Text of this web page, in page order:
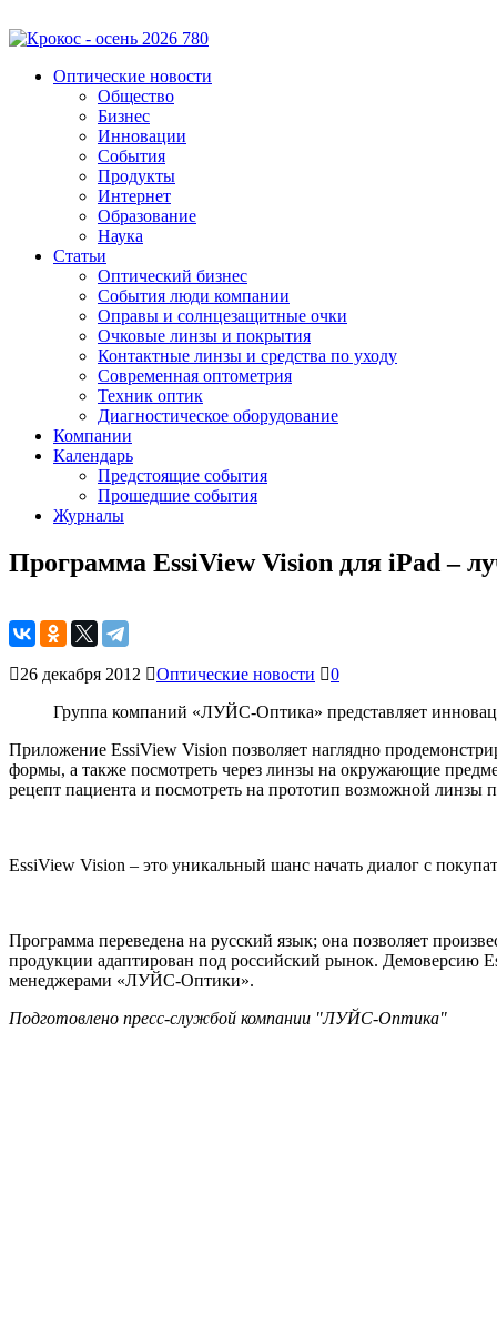
Оптические новости
Общество
Бизнес
Инновации
События
Продукты
Интернет
Образование
Наука
Статьи
Оптический бизнес
События люди компании
Оправы и солнцезащитные очки
Очковые линзы и покрытия
Контактные линзы и средства по уходу
Современная оптометрия
Техник оптик
Диагностическое оборудование
Компании
Календарь
Предстоящие события
Прошедшие события
Журналы
Программа EssiView Vision для iPad –
26 декабря 2012 Оптические новости
0
Группа компаний «ЛУЙС-Оптика» представляет
Приложение EssiView Vision позволяет наглядно
формы, а также посмотреть через линзы на окружающие
рецепт пациента и посмотреть на прототип возможной линзы
EssiView Vision – это уникальный шанс начать диалог с
Программа переведена на русский язык; она позволяет
продукции адаптирован под российский рынок. Демоверсию
менеджерами «ЛУЙС-Оптики».
Подготовлено пресс-службой компании "ЛУЙС-Оптика"